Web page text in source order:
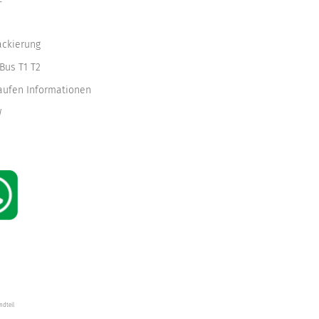
T1 T2
Informationen